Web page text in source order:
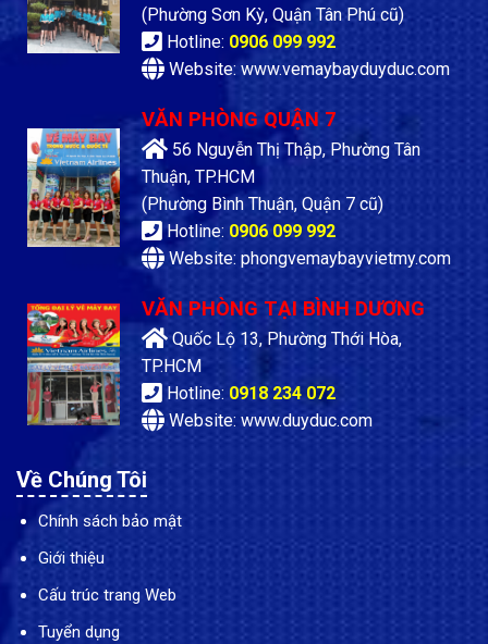
(Phường Sơn Kỳ, Quận Tân Phú cũ)
Hotline: 0906 099 992
Website: www.vemaybayduyduc.com
VĂN PHÒNG QUẬN 7
56 Nguyễn Thị Thập, Phường Tân
Thuận, TP.HCM
(Phường Bình Thuận, Quận 7 cũ)
Hotline: 0906 099 992
Website: phongvemaybayvietmy.com
VĂN PHÒNG TẠI BÌNH DƯƠNG
Quốc Lộ 13, Phường Thới Hòa,
TP.HCM
Hotline: 0918 234 072
Website: www.duyduc.com
Về Chúng Tôi
Chính sách bảo mật
Giới thiệu
Cấu trúc trang Web
Tuyển dụng